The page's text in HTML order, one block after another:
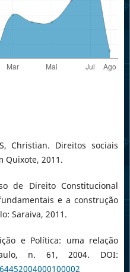
Christian. Direitos sociais
Quixote, 2011.
de Direito Constitucional
e a construção
Saraiva, 2011.
e Política: uma relação
n. 61, 2004. DOI: